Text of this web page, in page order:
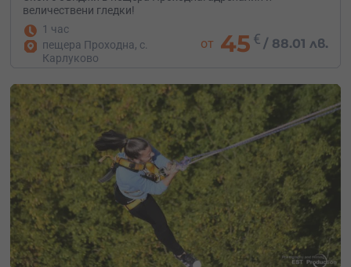
величествени гледки!
1 час
пещера Проходна, с.
Карлуково
от 45 € /88.01 лв.